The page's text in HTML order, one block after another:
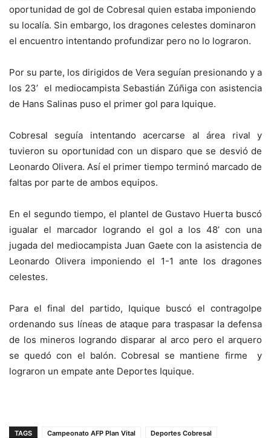
oportunidad de gol de Cobresal quien estaba imponiendo
su localía. Sin embargo, los dragones celestes dominaron
el encuentro intentando profundizar pero no lo lograron.
Por su parte, los dirigidos de Vera seguían presionando y a
los 23’ el mediocampista Sebastián Zúñiga con asistencia
de Hans Salinas puso el primer gol para Iquique.
Cobresal seguía intentando acercarse al área rival y
tuvieron su oportunidad con un disparo que se desvió de
Leonardo Olivera. Así el primer tiempo terminó marcado de
faltas por parte de ambos equipos.
En el segundo tiempo, el plantel de Gustavo Huerta buscó
igualar el marcador logrando el gol a los 48’ con una
jugada del mediocampista Juan Gaete con la asistencia de
Leonardo Olivera imponiendo el 1-1 ante los dragones
celestes.
Para el final del partido, Iquique buscó el contragolpe
ordenando sus líneas de ataque para traspasar la defensa
de los mineros logrando disparar al arco pero el arquero
se quedó con el balón. Cobresal se mantiene firme y
lograron un empate ante Deportes Iquique.
TAGS Campeonato AFP Plan Vital
Deportes Cobresal